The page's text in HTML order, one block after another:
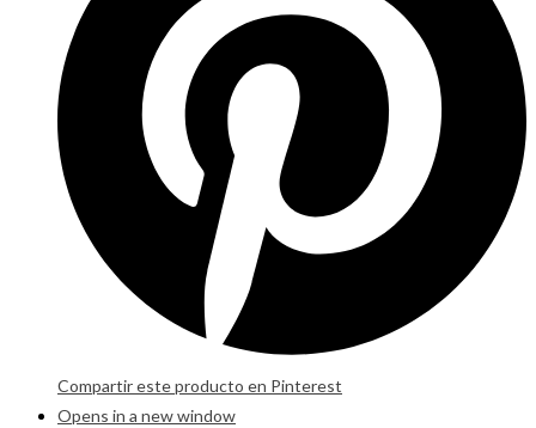
Compartir este producto en Pinterest
Opens in a new window